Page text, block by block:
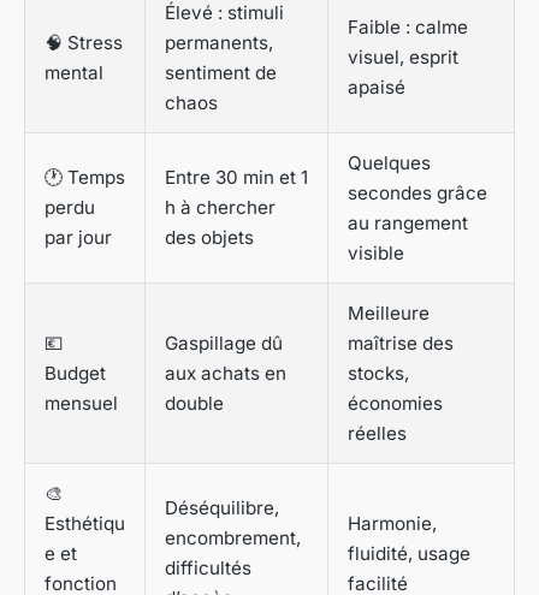
🧠 Stress
mental
Élevé : stimuli
permanents,
sentiment de
chaos
Faible : calme
visuel, esprit
apaisé
🕐 Temps
perdu
par jour
Entre 30 min et 1
h à chercher
des objets
Quelques
secondes grâce
au rangement
visible
💶
Budget
mensuel
Gaspillage dû
aux achats en
double
Meilleure
maîtrise des
stocks,
économies
réelles
🎨
Esthétiqu
e et
fonction
Déséquilibre,
encombrement,
difficultés
Harmonie,
fluidité, usage
facilité